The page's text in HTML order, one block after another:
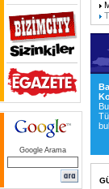
Google Arama